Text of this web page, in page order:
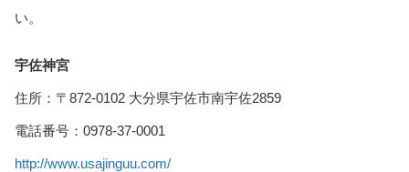
い。
宇佐神宮
住所：〒872-0102 大分県宇佐市南宇佐2859
電話番号：0978-37-0001
http://www.usajinguu.com/